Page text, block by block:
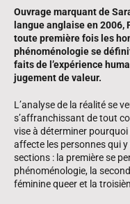
Ouvrage marquant de
langue anglaise en
toute première fois les
phénoménologie se
faits de l’expérience
jugement de valeur.
L’analyse de la réalité se
s’affranchissant de tout
vise à déterminer pourquoi
affecte les personnes qui
sections : la première se
phénoménologie, la
féminine queer et la